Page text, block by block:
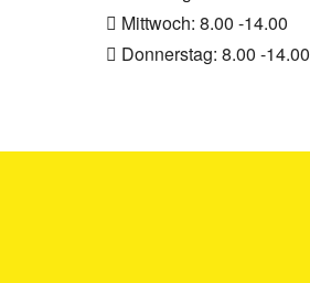
Mittwoch: 8.00 -14.00
Donnerstag: 8.00 -14.00